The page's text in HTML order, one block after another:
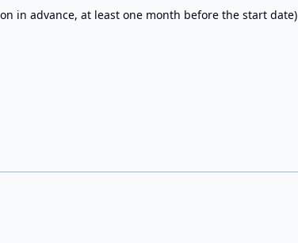
in advance, at least one month before the start date)